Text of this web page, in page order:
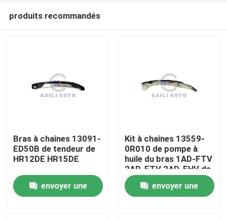
À la maison
Produits
produits recommandés
Bras à chaînes 13091-
ED50B de tendeur de
HR12DE HR15DE
envoyer une
Kit à chaînes 13559-
0R010 de pompe à
huile du bras 1AD-FTV
2AD-FTV 2AD-FHV de
tendeur de TOYOTA
IS-220Denvoyer une